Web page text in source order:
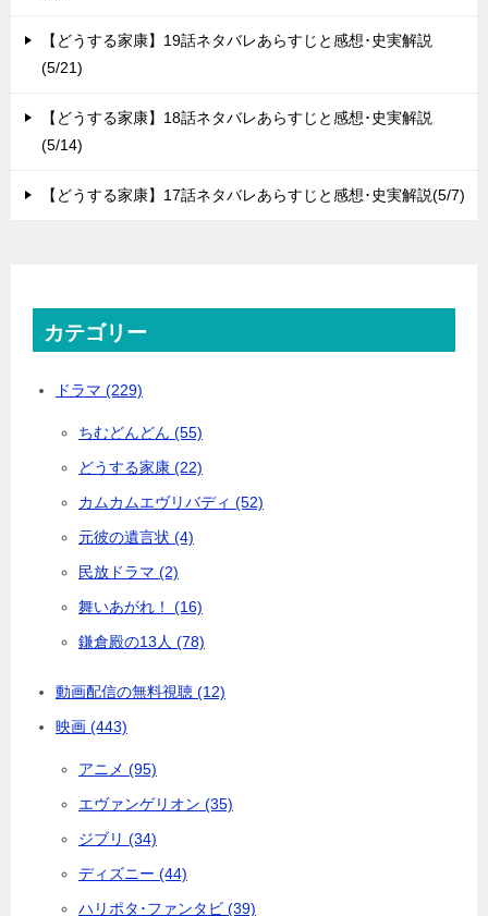
【どうする家康】19話ネタバレあらすじと感想･史実解説
(5/21)
【どうする家康】18話ネタバレあらすじと感想･史実解説
(5/14)
【どうする家康】17話ネタバレあらすじと感想･史実解説(5/7)
カテゴリー
ドラマ (229)
ちむどんどん (55)
どうする家康 (22)
カムカムエヴリバディ (52)
元彼の遺言状 (4)
民放ドラマ (2)
舞いあがれ！ (16)
鎌倉殿の13人 (78)
動画配信の無料視聴 (12)
映画 (443)
アニメ (95)
エヴァンゲリオン (35)
ジブリ (34)
ディズニー (44)
ハリポタ･ファンタビ (39)